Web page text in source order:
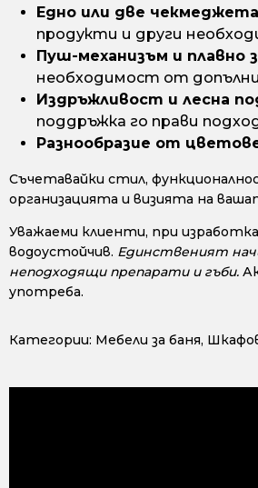
Едно или две
продукти и други
Пуш-механизъм и плавно
необходимост от
Издръжливост и лесна
поддръжка го прави
Разнообразие от
Съчетавайки стил,
организацията и визията на
Уважаеми клиенти, при
водоустойчив. Единственият
неподходящи препарати и гъби.
употреба.
Категории: Мебели за баня,